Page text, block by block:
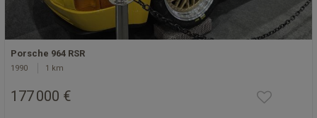
Porsche 964 RSR
1990 1 km
177 000 €